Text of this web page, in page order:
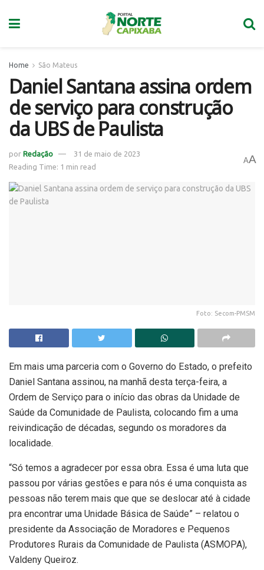
Home São Mateus
Daniel Santana assina ordem
de serviço para construção
da UBS de Paulista
por Redação
31 de maio de 2023
Reading Time: 1 min read
AA
Foto: Secom-PMSM
Em mais uma parceria com o Governo do Estado, o prefeito
Daniel Santana assinou, na manhã desta terça-feira, a
Ordem de Serviço para o início das obras da Unidade de
Saúde da Comunidade de Paulista, colocando fim a uma
reivindicação de décadas, segundo os moradores da
localidade.
“Só temos a agradecer por essa obra. Essa é uma luta que
passou por várias gestões e para nós é uma conquista as
pessoas não terem mais que que se deslocar até à cidade
pra encontrar uma Unidade Básica de Saúde” – relatou o
presidente da Associação de Moradores e Pequenos
Produtores Rurais da Comunidade de Paulista (ASMOPA),
Valdeny Queiroz.